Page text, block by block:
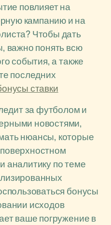
повлияет на
кампанию и на
Чтобы дать
важно понять всю
события, а также
последних
ставки
за футболом и
новостями,
нюансы, которые
аналитику по теме
бонусы
исходов
ваше погружение в